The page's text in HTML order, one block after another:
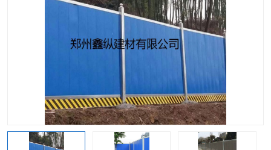
生产加工单板复合围挡 市